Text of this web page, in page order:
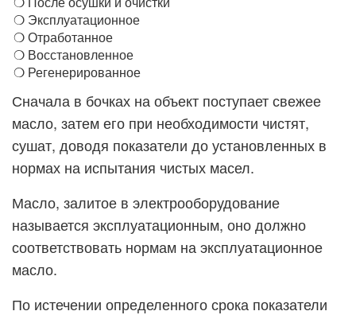
Эксплуатационное
Отработанное
Восстановленное
Регенерированное
Сначала в бочках на объект поступает свежее
масло, затем его при необходимости чистят,
сушат, доводя показатели до установленных в
нормах на испытания чистых масел.
Масло, залитое в электрооборудование
называется эксплуатационным, оно должно
соответствовать нормам на эксплуатационное
масло.
По истечении определенного срока показатели